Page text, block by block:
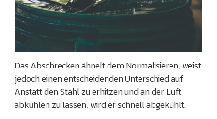
Das Abschrecken ähnelt dem Normalisieren, weist
jedoch einen entscheidenden Unterschied auf:
Anstatt den Stahl zu erhitzen und an der Luft
abkühlen zu lassen, wird er schnell abgekühlt.